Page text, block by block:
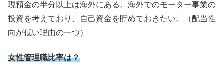
現預金の半分以上は海外にある。海外でのモーター事業の
投資を考えており、自己資金を貯めておきたい。（配当性
向が低い理由の一つ）
女性管理職比率は？